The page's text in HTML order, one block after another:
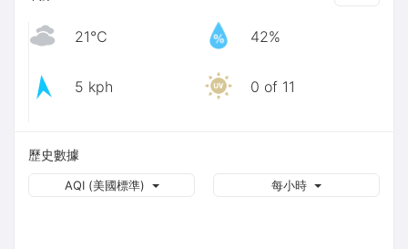
21℃ 42%
5 kph 0 of 11
歷史數據
每小時
AQI (美國標準)